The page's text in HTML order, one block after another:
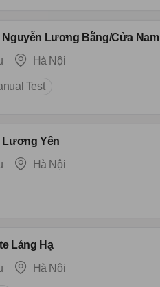
Nguyễn Lương Bằng/Cửa Nam
Hà Nội
Test
Lương Yên
Hà Nội
Láng Hạ
Hà Nội